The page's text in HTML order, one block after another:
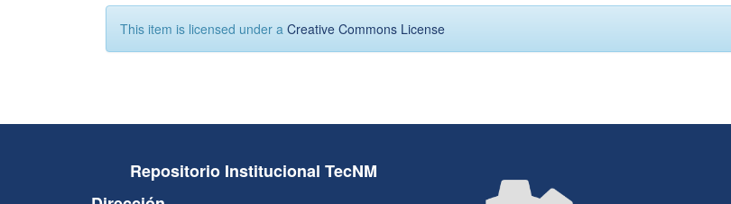
This item is licensed under a Creative Commons License
Repositorio Institucional TecNM